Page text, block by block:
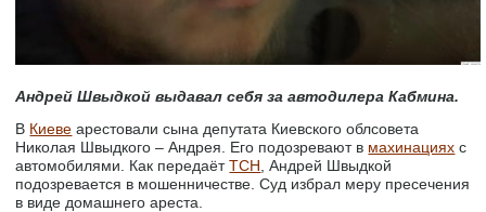
Андрей Швыдкой выдавал себя за автодилера Кабмина.
В Киеве арестовали сына депутата Киевского облсовета
Николая Швыдкого – Андрея. Его подозревают в махинациях с
автомобилями. Как передаётТСН , Андрей Швыдкой
подозревается в мошенничестве. Суд избрал меру пресечения
в виде домашнего ареста.